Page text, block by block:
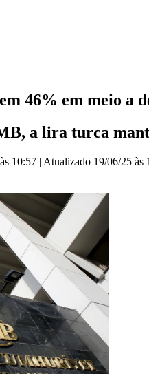
46% em meio a
a lira turca
10:57 | Atualizado 19/06/25 às